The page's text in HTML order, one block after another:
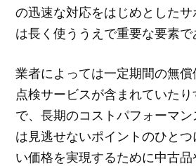
の迅速な対応をはじめとした
は長く使ううえで重要な要素で
業者によっては一定期間の無償
点検サービスが含まれていた
で、長期のコストパフォーマ
は見逃せないポイントのひと
い価格を実現するために中古